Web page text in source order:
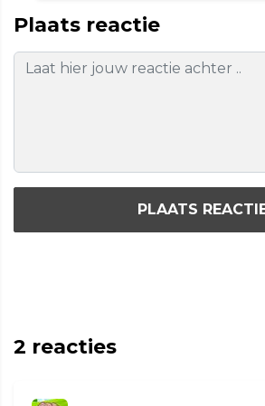
Plaats reactie
PLAATS
2 reacties